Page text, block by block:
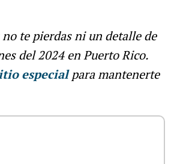
no te pierdas ni un detalle de
del 2024 en Puerto Rico.
especialpara mantenerte